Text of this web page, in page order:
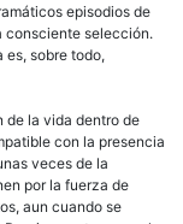
episodios de
consciente selección.
sobre todo,
de la vida dentro de
con la presencia
veces de la
por la fuerza de
aun cuando se